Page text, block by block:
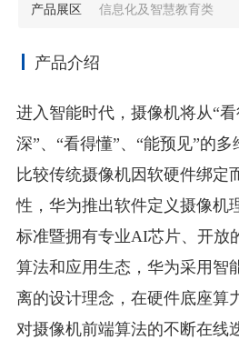
产品展区 信息化及智慧教育类
产品介绍
进入智能时代，摄像机将从“
深”、“看得懂”、“能预见”的
比较传统摄像机因软硬件绑定
性，华为推出软件定义摄像机
标准暨拥有专业AI芯片、开放
算法和应用生态，华为采用智
离的设计理念，在硬件底座算
对摄像机前端算法的不断在线